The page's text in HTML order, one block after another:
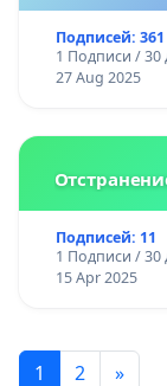
Подписей: 361
1 Подписи / 30
27 Aug 2025
Подписей: 11
1 Подписи / 30
15 Apr 2025
1 2 »